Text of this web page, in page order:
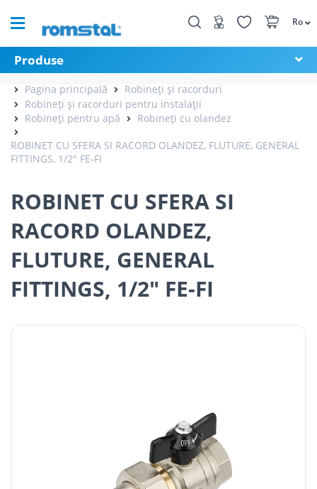
Ro
Produse
Pagina principală
Robineți și racorduri
Robineți și racorduri pentru instalații
Robineți pentru apă
Robineți cu olandez
ROBINET CU SFERA SI RACORD OLANDEZ, FLUTURE, GENERAL
FITTINGS, 1/2" FE-FI
ROBINET CU SFERA SI
RACORD OLANDEZ,
FLUTURE, GENERAL
FITTINGS, 1/2" FE-FI